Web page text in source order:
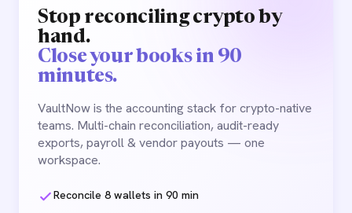
Stop reconciling crypto by
hand.
Close your books in 90
minutes.
VaultNow is the accounting stack for crypto-native
teams. Multi-chain reconciliation, audit-ready
exports, payroll & vendor payouts — one
workspace.
Reconcile 8 wallets in 90 min